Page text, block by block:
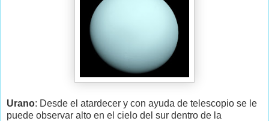
Urano: Desde el atardecer y con ayuda de telescopio se le
puede observar alto en el cielo del sur dentro de la